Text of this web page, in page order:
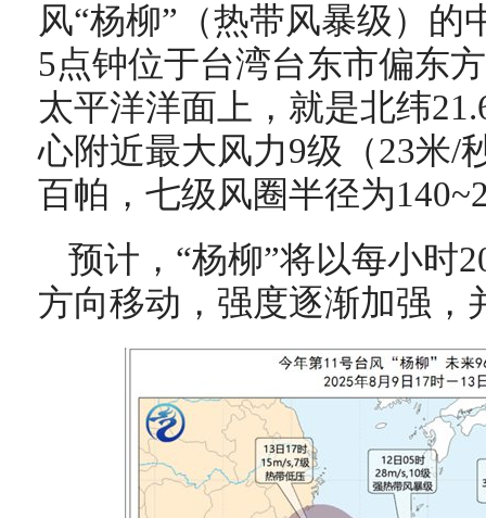
风“杨柳”（热带风暴级）的
5点钟位于台湾台东市偏东
太平洋洋面上，就是北纬
心附近最大风力9级（23米/
百帕，七级风圈半径为
预计，“杨柳”将以每小时
方向移动，强度逐渐加强，